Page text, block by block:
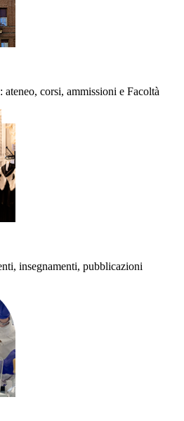
corsi, ammissioni e Facoltà
insegnamenti, pubblicazioni